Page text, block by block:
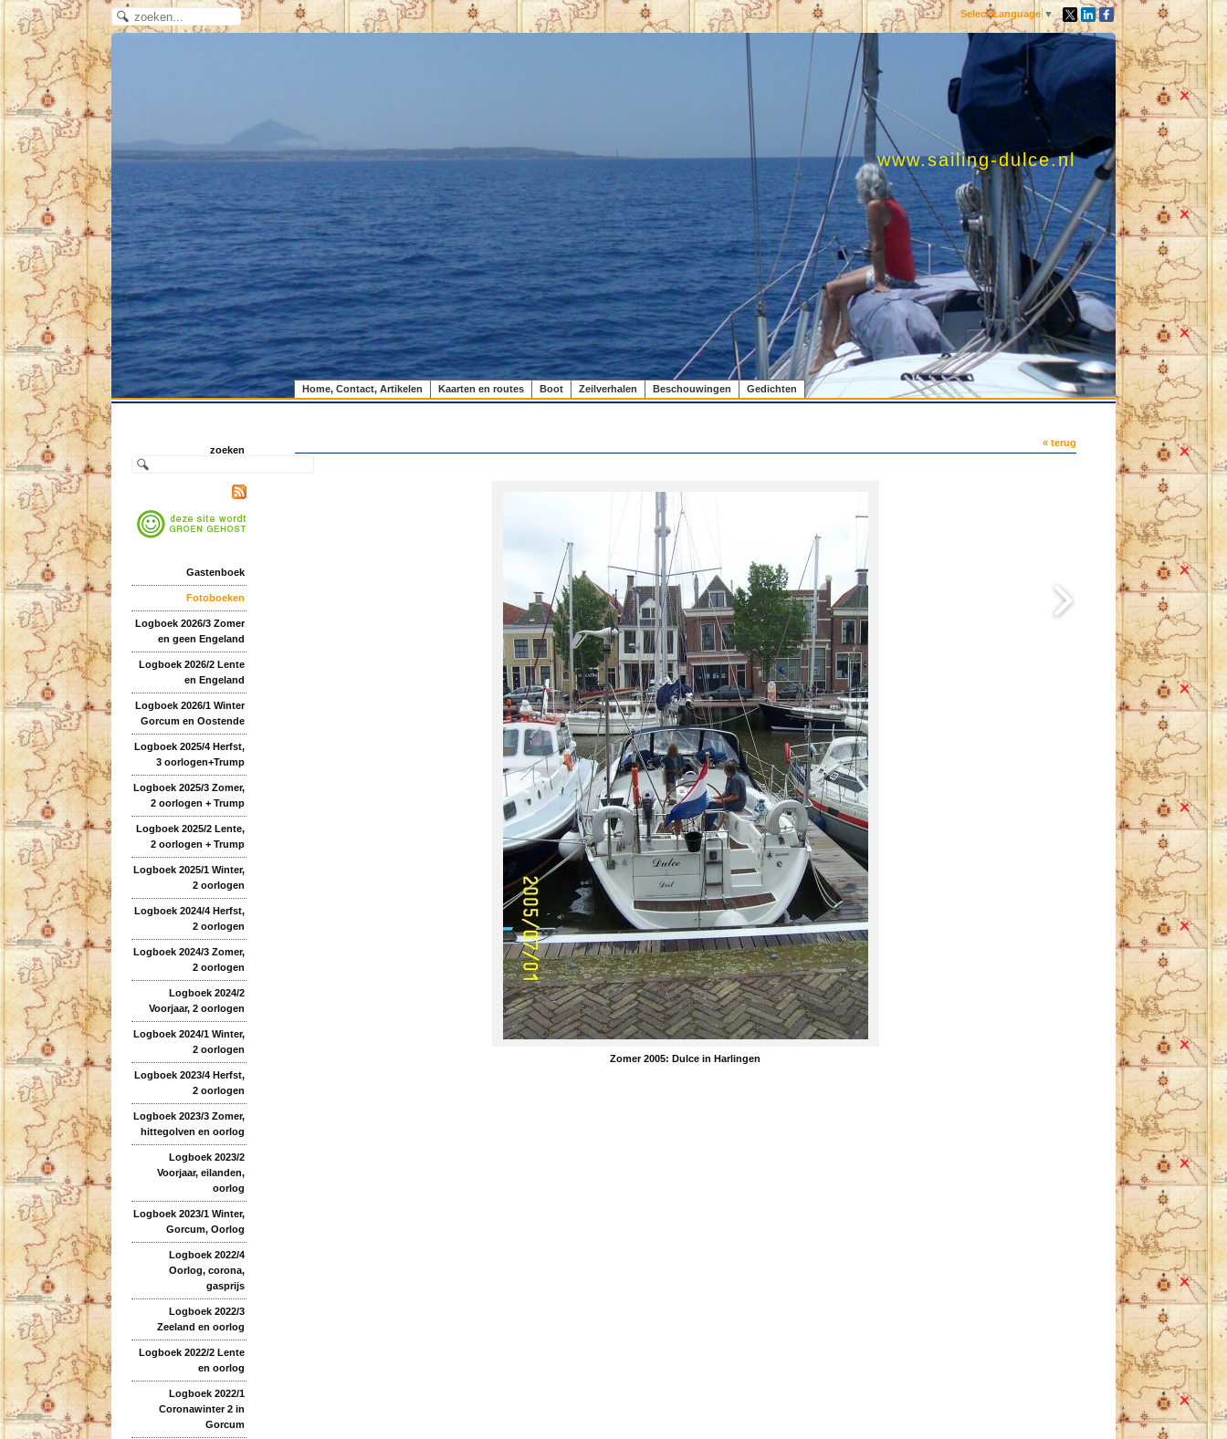
Select Language ▼
www.sailing-dulce.nl
Home, Contact, Artikelen Kaarten en routes Boot Zeilverhalen Beschouwingen Gedichten
zoeken
Gastenboek
Fotoboeken
Logboek 2026/3 Zomer
en geen Engeland
Logboek 2026/2 Lente
en Engeland
Logboek 2026/1 Winter
Gorcum en Oostende
Logboek 2025/4 Herfst,
3 oorlogen+Trump
Logboek 2025/3 Zomer,
2 oorlogen + Trump
Logboek 2025/2 Lente,
2 oorlogen + Trump
Logboek 2025/1 Winter,
2 oorlogen
Logboek 2024/4 Herfst,
2 oorlogen
Logboek 2024/3 Zomer,
2 oorlogen
Logboek 2024/2
Voorjaar, 2 oorlogen
Logboek 2024/1 Winter,
2 oorlogen
Logboek 2023/4 Herfst,
2 oorlogen
Logboek 2023/3 Zomer,
hittegolven en oorlog
Logboek 2023/2
Voorjaar, eilanden,
oorlog
Logboek 2023/1 Winter,
Gorcum, Oorlog
Logboek 2022/4
Oorlog, corona,
gasprijs
Logboek 2022/3
Zeeland en oorlog
Logboek 2022/2 Lente
en oorlog
Logboek 2022/1
Coronawinter 2 in
Gorcum
« terug
Zomer 2005: Dulce in Harlingen